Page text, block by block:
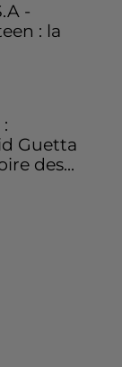
-
: la
Guetta
des...